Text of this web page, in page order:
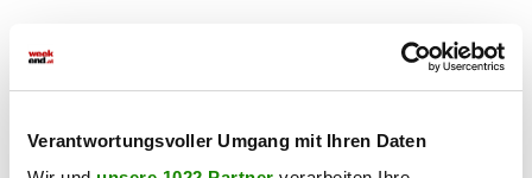
Verantwortungsvoller Umgang mit Ihren Daten
rund fünf Jahren vorstellen, ist jedoch auch für kürzere
planen, stehen Ihnen sowohl der Eigentümer als auch
das Team von IMMOLIKE gerne unterstützend zur Seite.